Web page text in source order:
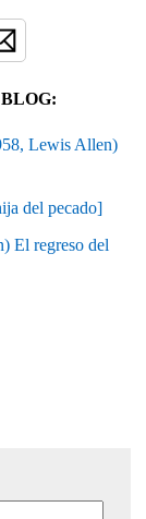
Lewis Allen)
del pecado]
El regreso del